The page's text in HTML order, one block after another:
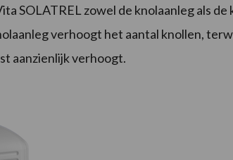
SOLATREL zowel de knolaanleg als
verhoogt het aantal knollen,
aanzienlijk verhoogt.